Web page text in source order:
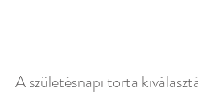
A születésnapi torta